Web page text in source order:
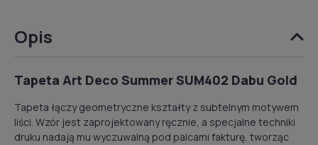
Opis
Tapeta Art Deco Summer SUM402 Dabu Gold
Tapeta łączy geometryczne kształty z subtelnym motywem
liści. Wzór jest zaprojektowany ręcznie, a specjalne techniki
druku nadają mu wyczuwalną pod palcami fakturę, tworząc